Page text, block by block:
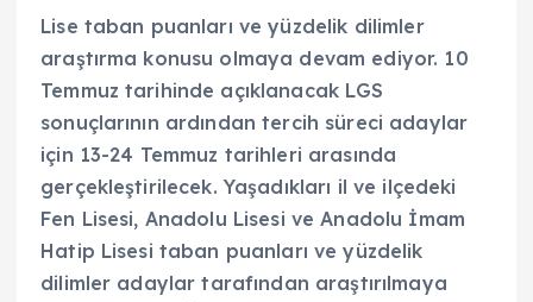
Lise taban puanları ve yüzdelik dilimler
araştırma konusu olmaya devam ediyor. 10
Temmuz tarihinde açıklanacak LGS
sonuçlarının ardından tercih süreci adaylar
için 13-24 Temmuz tarihleri arasında
gerçekleştirilecek. Yaşadıkları il ve ilçedeki
Fen Lisesi, Anadolu Lisesi ve Anadolu İmam
Hatip Lisesi taban puanları ve yüzdelik
dilimler adaylar tarafından araştırılmaya